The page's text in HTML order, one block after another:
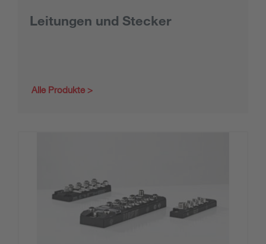
Leitungen und Stecker
Alle Produkte